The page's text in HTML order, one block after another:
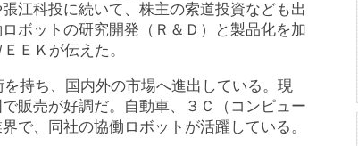
江科投に続いて、株主の索道投資なども出
ボットの研究開発（Ｒ＆Ｄ）と製品化を加
ＥＫが伝えた。
持ち、国内外の市場へ進出している。現
販売が好調だ。自動車、３Ｃ（コンピュー
で、同社の協働ロボットが活躍している。